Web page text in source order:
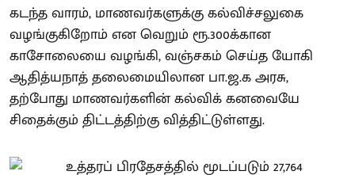
கடந்த வாரம், மாணவர்களுக்கு கல்விச்சலுகை
வழங்குகிறோம் என வெறும் ரூ.300க்கான
காசோலையை வழங்கி, வஞ்சகம் செய்த யோகி
ஆதித்யநாத் தலைமையிலான பா.ஜ.க அரசு,
தற்போது மாணவர்களின் கல்விக் கனவையே
சிதைக்கும் திட்டத்திற்கு வித்திட்டுள்ளது.